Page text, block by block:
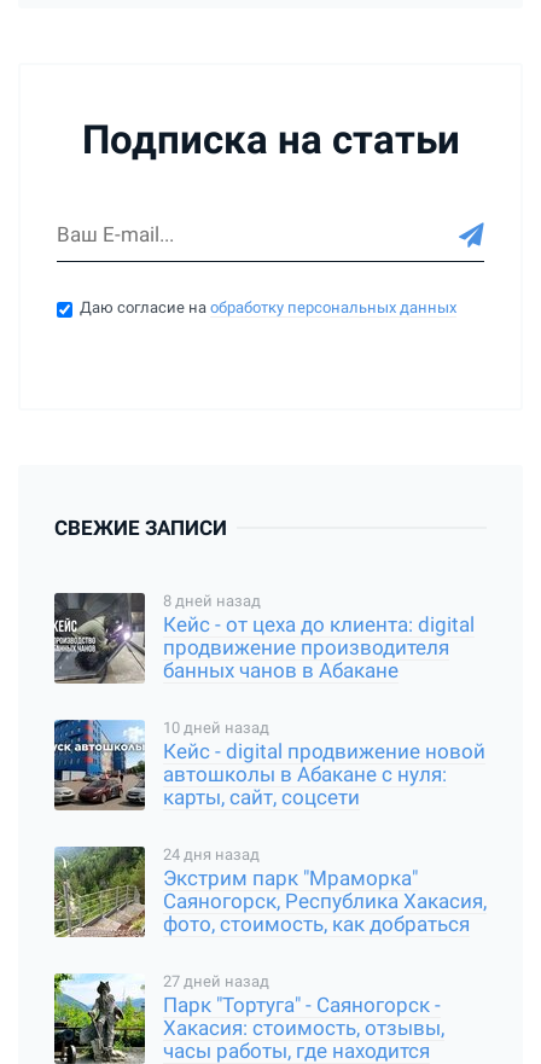
Подписка на статьи
Даю согласие наобработку персональных данных
СВЕЖИЕ ЗАПИСИ
8 дней назад
Кейс - от цеха до клиента: digital
продвижение производителя
банных чанов в Абакане
10 дней назад
Кейс - digital продвижение новой
автошколы в Абакане с нуля:
карты, сайт, соцсети
24 дня назад
Экстрим парк "Мраморка"
Саяногорск, Республика Хакасия,
фото, стоимость, как добраться
27 дней назад
Парк "Тортуга" - Саяногорск -
Хакасия: стоимость, отзывы,
часы работы, где находится